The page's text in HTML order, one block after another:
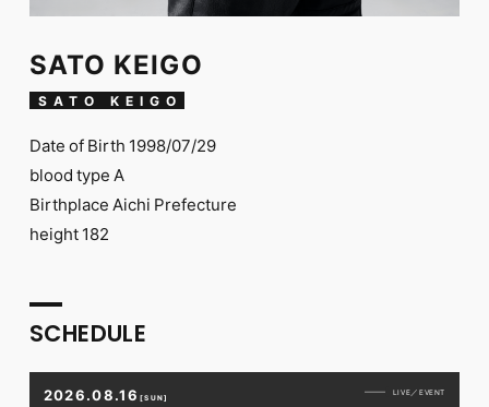
SATO KEIGO
SATO KEIGO
Date of Birth 1998/07/29
blood type A
Birthplace Aichi Prefecture
height 182
SCHEDULE
2026.08.16 [SUN]
LIVE／EVENT